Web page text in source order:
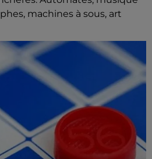
machines à sous, art